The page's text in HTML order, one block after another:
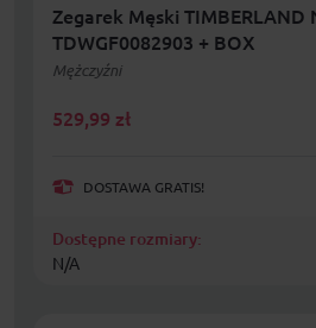
Zegarek Męski TIMBERLAND
TDWGF0082903 + BOX
Mężczyźni
529,99 zł
DOSTAWA GRATIS!
Dostępne rozmiary:
N/A